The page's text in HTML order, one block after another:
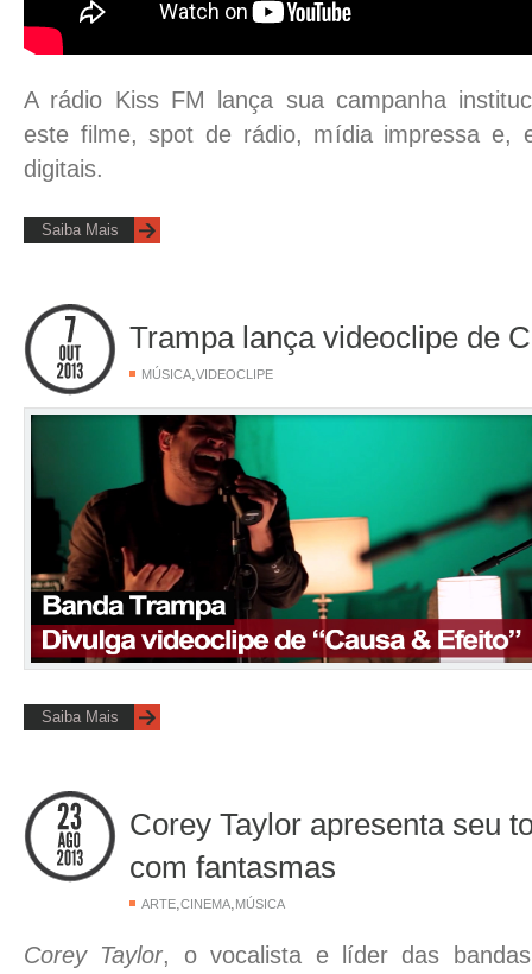
A rádio Kiss FM lança sua campanha
este filme, spot de rádio, mídia impressa e,
digitais.
Saiba Mais
Trampa lança videoclipe de
MÚSICA VIDEOCLIPE
Saiba Mais
Corey Taylor apresenta seu
com fantasmas
ARTE CINEMA MÚSICA
Corey Taylor, o vocalista e líder das